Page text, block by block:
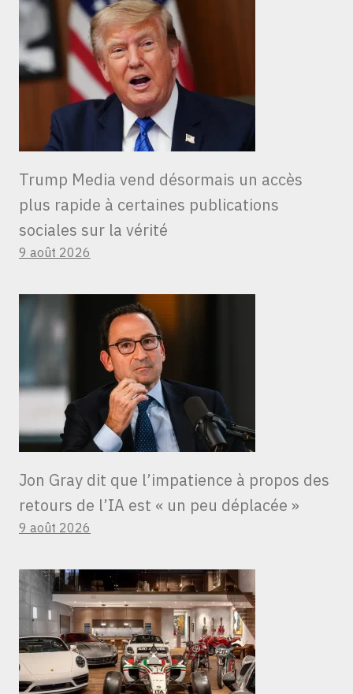
Trump Media vend désormais un accès
plus rapide à certaines publications
sociales sur la vérité
9 août 2026
Jon Gray dit que l’impatience à propos des
retours de l’IA est « un peu déplacée »
9 août 2026